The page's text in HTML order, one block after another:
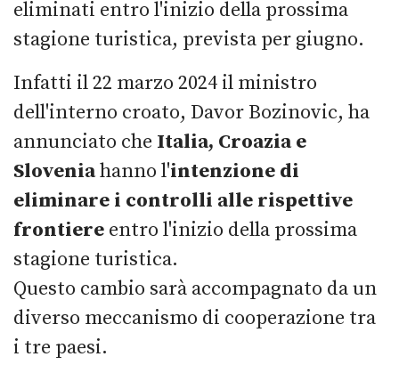
eliminati entro l'inizio della prossima
stagione turistica, prevista per giugno.
Infatti il 22 marzo 2024 il ministro
dell'interno croato, Davor Bozinovic, ha
annunciato che Italia, Croazia e
Sloveniahanno l'intenzione di
eliminare i controlli alle rispettive
frontiere entro l'inizio della prossima
stagione turistica.
Questo cambio sarà accompagnato da un
diverso meccanismo di cooperazione tra
i tre paesi.